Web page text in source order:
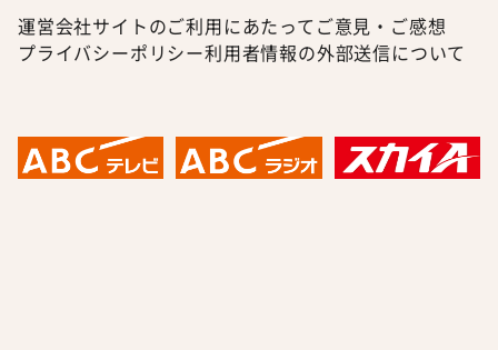
運営会社サイトのご利用にあたって ご意見・ご感想
プライバシーポリシー利用者情報の外部送信について